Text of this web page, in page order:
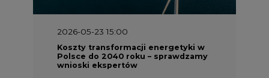
2026-05-23 15:00
Koszty transformacji energetyki w
Polsce do 2040 roku – sprawdzamy
wnioski ekspertów